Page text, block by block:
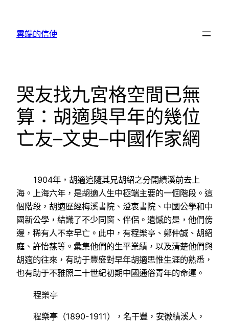
雲端的信使
哭友找九宮格空間已無
算：胡適與早年的幾位
亡友–文史–中國作家網
1904年，胡適追隨其兄胡紹之分開績溪前去上
海。上海六年，是胡適人生中極端主要的一個階段。這
個階段，胡適歷經梅溪書院、澄衷書院、中國公學和中
國新公學，結識了不少同窗、伴侶。遺憾的是，他們傍
邊，稀有人不幸早亡。此中，有程樂亭、鄭仲誠、胡紹
庭、許怡蓀等。彙集他們的生平業績，以及清楚他們與
胡適的往來，有助于豐盛對早年胡適思惟生涯的熟悉，
也有助于不雅照二十世紀初期中國通俗青年的命運。
程樂亭
程樂亭（1890-1911），名干豐，安徽績溪人，